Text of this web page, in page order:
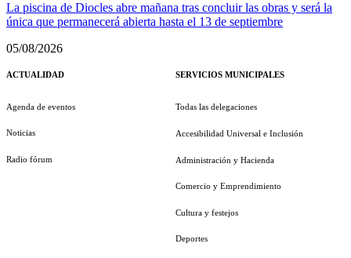
La piscina de Diocles abre mañana tras concluir las obras y será la
única que permanecerá abierta hasta el 13 de septiembre
05/08/2026
ACTUALIDAD
Agenda de eventos
Noticias
Radio fórum
SERVICIOS MUNICIPALES
Todas las delegaciones
Accesibilidad Universal e Inclusión
Administración y Hacienda
Comercio y Emprendimiento
Cultura y festejos
Deportes